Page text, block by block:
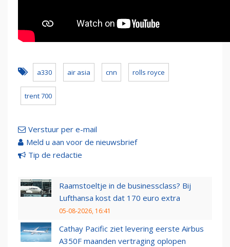
a330 air asia cnn rolls royce
trent 700
Verstuur per e-mail
Meld u aan voor de nieuwsbrief
Tip de redactie
Raamstoeltje in de businessclass? Bij
Lufthansa kost dat 170 euro extra
05-08-2026, 16:41
Cathay Pacific ziet levering eerste Airbus
A350F maanden vertraging oplopen